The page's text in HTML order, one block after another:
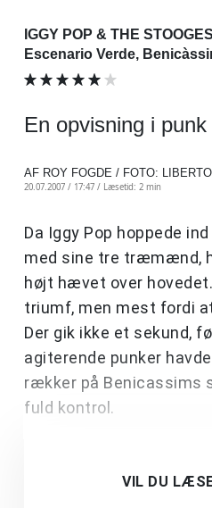
IGGY POP & THE STOOGES
Escenario Verde,
En opvisning i
AF ROY FOGDE / FOTO:
20.07.2007 / 17:47 / Læsetid: 2 min
Da Iggy Pop hoppede
med sine tre træmænd,
højt hævet over
triumf, men mest fordi
Der gik ikke et sekund,
agiterende punker
rækker på Benicassims
fuld kontrol.
VIL DU